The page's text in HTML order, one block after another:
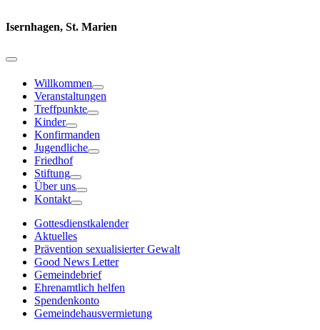
Isernhagen, St. Marien
Willkommen
Veranstaltungen
Treffpunkte
Kinder
Konfirmanden
Jugendliche
Friedhof
Stiftung
Über uns
Kontakt
Gottesdienstkalender
Aktuelles
Prävention sexualisierter Gewalt
Good News Letter
Gemeindebrief
Ehrenamtlich helfen
Spendenkonto
Gemeindehausvermietung